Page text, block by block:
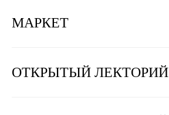
МАРКЕТ
ОТКРЫТЫЙ ЛЕКТОРИЙ